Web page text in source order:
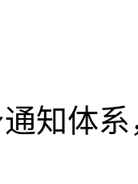
知体